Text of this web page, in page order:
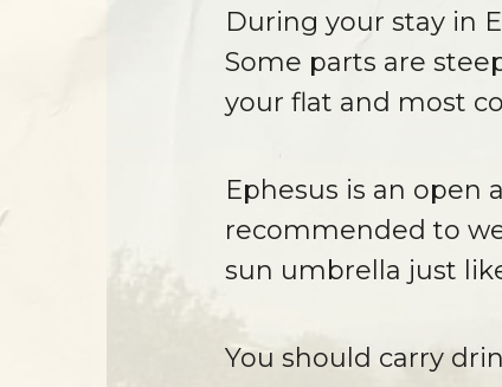
During your stay in
Some parts are
your flat and most
Ephesus is an open
recommended to
sun umbrella just
You should carry